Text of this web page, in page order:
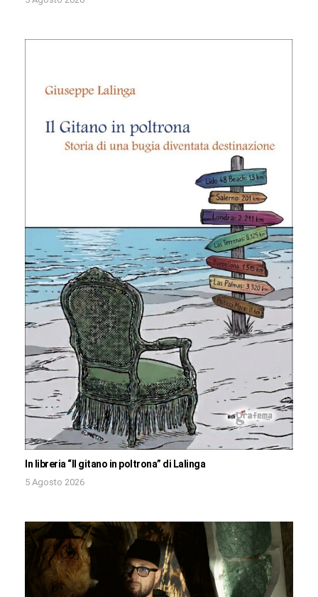
In libreria “Il gitano in poltrona” di Lalinga
5 Agosto 2026